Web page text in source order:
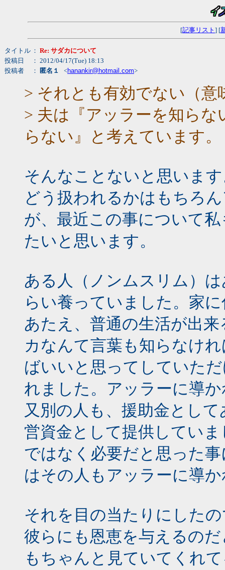
[記事リスト ] [
タイトル ： Re: サダカについて
投稿日
： 2012/04/17(Tue) 18:13
投稿者
： 匿名１ <hanankir@hotmail.com>
> それとも有効でない（
> 夫は『アッラーを知ら
らない』と考えています。
そんなことないと思いま
どう扱われるかはもちろ
が、最近この事について
たいと思います。
ある人（ノンムスリム）
らい養っていました。家
あたえ、普通の生活が出
カなんて言葉も知らなけ
ばいいと思ってしていた
れました。アッラーに導
又別の人も、援助金とし
営資金として提供してい
ではなく必要だと思った
はその人もアッラーに導
それを目の当たりにした
彼らにも恩恵を与えるの
もちゃんと見ていてくれ